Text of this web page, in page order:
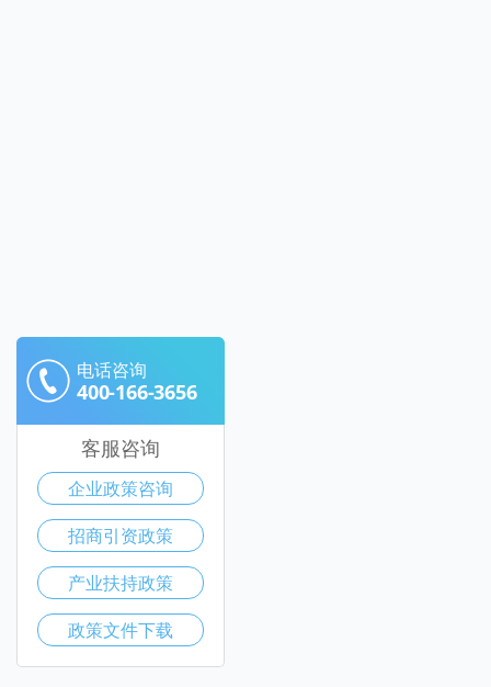
电话咨询
400-166-3656
客服咨询
企业政策咨询
招商引资政策
产业扶持政策
政策文件下载